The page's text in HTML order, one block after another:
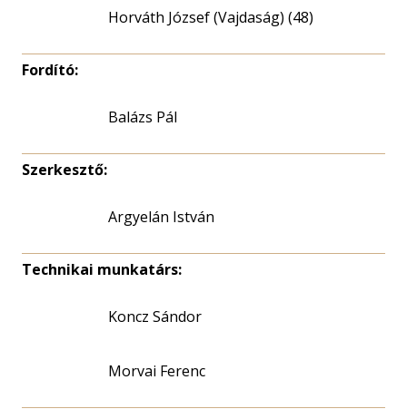
Horváth József (Vajdaság) (48)
Fordító:
Balázs Pál
Szerkesztő:
Argyelán István
Technikai munkatárs:
Koncz Sándor
Morvai Ferenc